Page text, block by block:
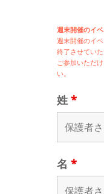
週末開催のイ
週末開催のイ
終了させてい
ご参加いただ
い。
姓 *
名 *